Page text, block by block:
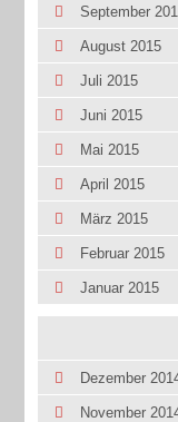
September
August 2015
Juli 2015
Juni 2015
Mai 2015
April 2015
März 2015
Februar 2015
Januar 2015
Dezember
November